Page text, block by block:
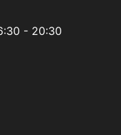
- 20:30